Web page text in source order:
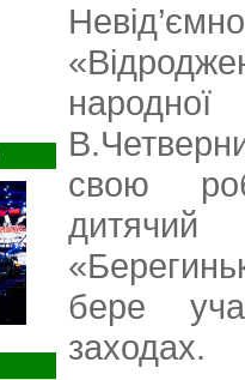
народної
свою
бере
заходах.